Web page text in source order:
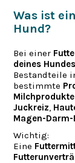
Was ist
Hund?
Bei einer
deines Hundes
Bestandteile
bestimmte
Milchprodukte
Juckreiz,
Magen-Darm-
Wichtig:
Eine